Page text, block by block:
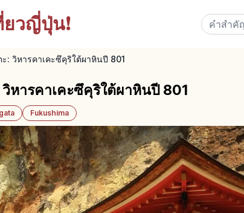
ยวญี่ปุ่น!
: วิหารคาเคะซึคุริใต้ผาหินปี 801
หารคาเคะซึคุริใต้ผาหินปี 801
Fukushima